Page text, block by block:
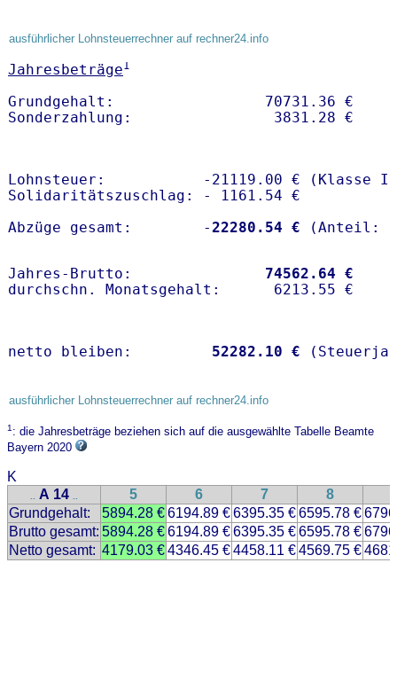
ausführlicher Lohnsteuerrechner auf rechner24.info
Jahresbeträge1
Grundgehalt:                 70731.36 €
Lohnsteuer:           -21119.00 € (Klasse I)
Solidaritätszuschlag: - 1161.54 €
Abzüge gesamt:        -22280.54 €
Jahres-Brutto: 74562.64 €
netto bleiben: 52282.10 €
ausführlicher Lohnsteuerrechner auf rechner24.info
1: die Jahresbeträge beziehen sich auf die ausgewählte Tabelle Beamte
Bayern 2020
K
.. A 14 .. 5 6 7 8
Grundgehalt:
5894.28 €6194.89 €6395.35 €6595.78 €
Brutto gesamt: 5894.28 €6194.89 €6395.35 €6595.78 €
Netto gesamt: 4179.03 €4346.45 €4458.11 €4569.75 €